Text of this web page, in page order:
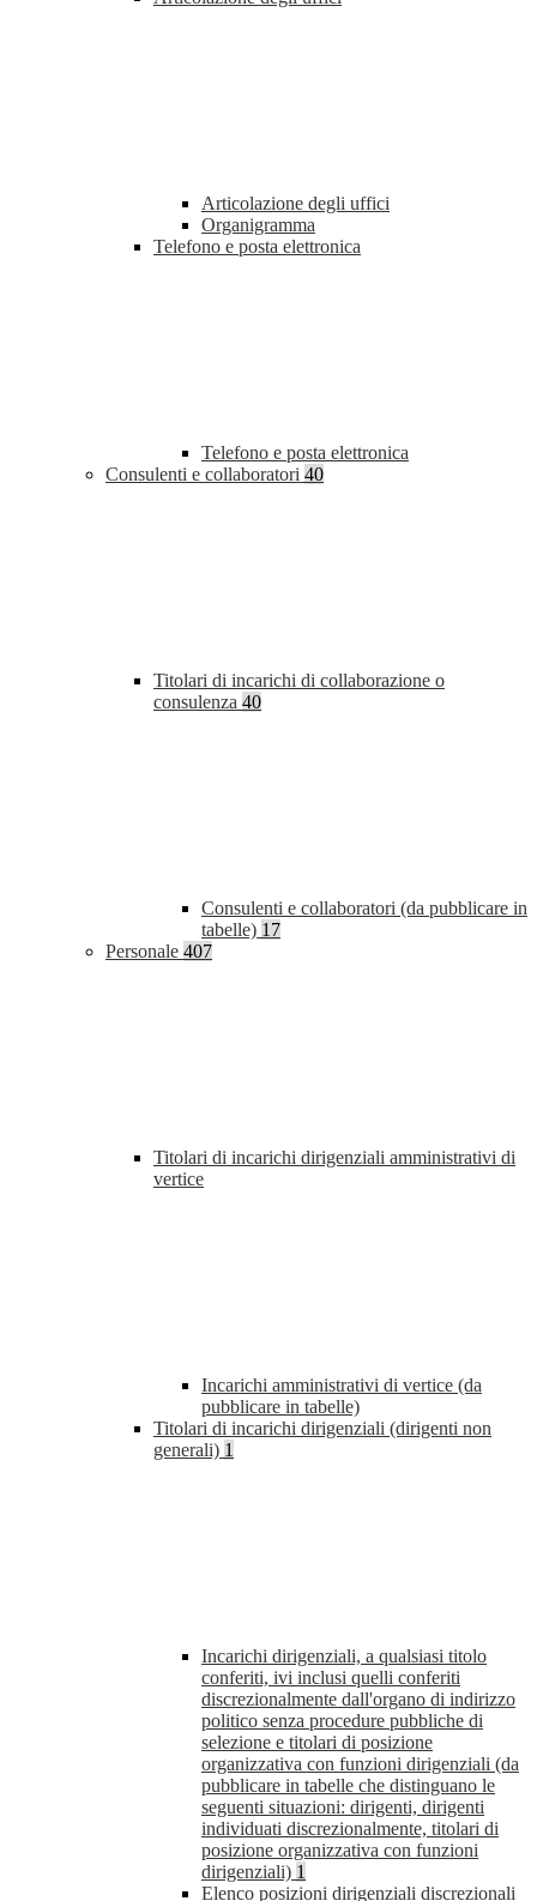
Articolazione degli uffici
Organigramma
Telefono e posta elettronica
Telefono e posta elettronica
Consulenti e collaboratori 40
Titolari di incarichi di collaborazione o
consulenza 40
Consulenti e collaboratori (da pubblicare in
tabelle) 17
Personale 407
Titolari di incarichi dirigenziali amministrativi di
vertice
Incarichi amministrativi di vertice (da
pubblicare in tabelle)
Titolari di incarichi dirigenziali (dirigenti non
generali) 1
Incarichi dirigenziali, a qualsiasi titolo
conferiti, ivi inclusi quelli conferiti
discrezionalmente dall'organo di indirizzo
politico senza procedure pubbliche di
selezione e titolari di posizione
organizzativa con funzioni dirigenziali (da
pubblicare in tabelle che distinguano le
seguenti situazioni: dirigenti, dirigenti
individuati discrezionalmente, titolari di
posizione organizzativa con funzioni
dirigenziali) 1
Elenco posizioni dirigenziali discrezionali